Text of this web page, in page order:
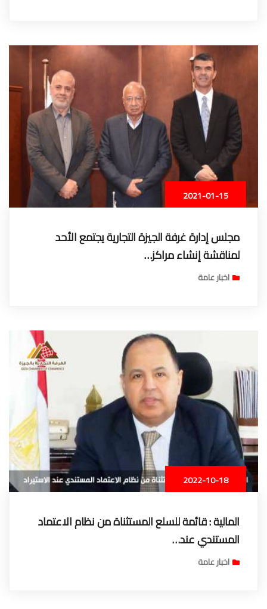
2021-01-15
مجلس إدارة غرفة الجيزة التجارية يجتمع الأحد
لمناقشة إنشاء مراكز…
اخبار عامة
2022-10-18
المالية : قائمة للسلع المستثناة من نظام الاعتماد
المستندي عند…
اخبار عامة